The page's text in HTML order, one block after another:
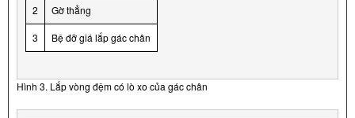
2 Gờ thẳng
3 Bệ đỡ giá lắp gác chân
Hình 3. Lắp vòng đệm có lò xo của gác chân